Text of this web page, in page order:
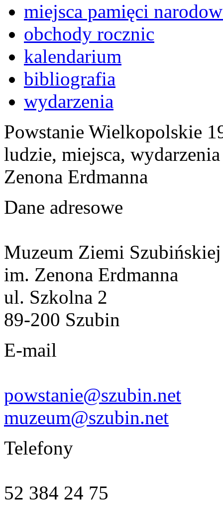
miejsca pamięci
obchody rocznic
kalendarium
bibliografia
wydarzenia
Powstanie Wielkopolskie
ludzie, miejsca,
Zenona Erdmanna
Dane adresowe
Muzeum Ziemi Szubińskiej
im. Zenona Erdmanna
ul. Szkolna 2
89-200 Szubin
E-mail
powstanie@szubin.net
muzeum@szubin.net
Telefony
52 384 24 75